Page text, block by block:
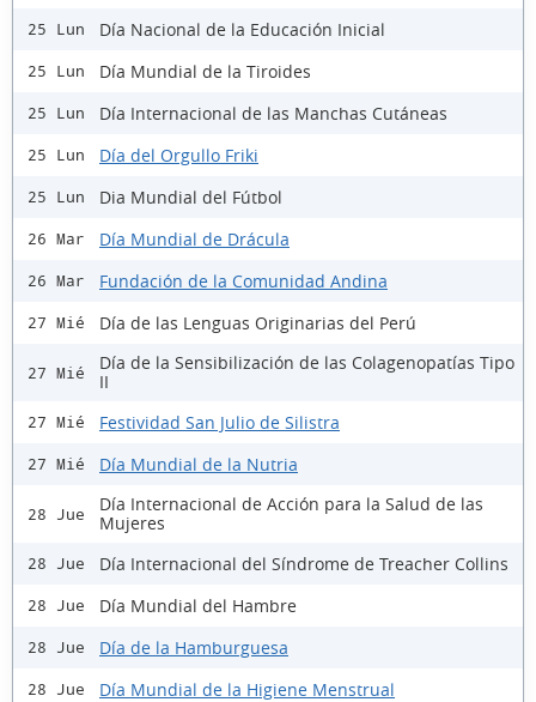
25 Lun Día Nacional de la Educación Inicial
25 Lun Día Mundial de la Tiroides
25 Lun Día Internacional de las Manchas Cutáneas
25 Lun Día del Orgullo Friki
25 Lun Dia Mundial del Fútbol
26 Mar Día Mundial de Drácula
26 Mar Fundación de la Comunidad Andina
27 Mié Día de las Lenguas Originarias del Perú
27 Mié
Día de la Sensibilización de las Colagenopatías Tipo
II
27 Mié Festividad San Julio de Silistra
27 Mié Día Mundial de la Nutria
28 Jue
Día Internacional de Acción para la Salud de las
Mujeres
28 Jue Día Internacional del Síndrome de Treacher Collins
28 Jue Día Mundial del Hambre
28 Jue Día de la Hamburguesa
28 Jue Día Mundial de la Higiene Menstrual